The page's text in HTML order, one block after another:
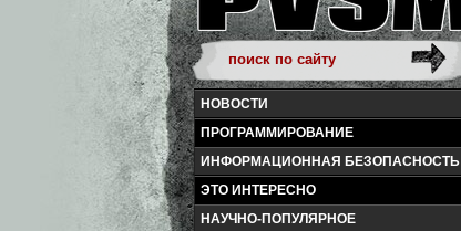
НОВОСТИ
ПРОГРАММИРОВАНИЕ
ИНФОРМАЦИОННАЯ БЕЗОПАСНОСТЬ
ЭТО ИНТЕРЕСНО
НАУЧНО-ПОПУЛЯРНОЕ